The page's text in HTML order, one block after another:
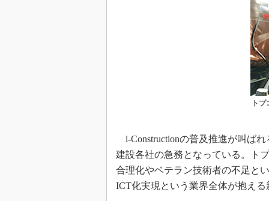
ト
i-Constructionの普及推進が叫ば
建設各社の急務となっている。ト
合理化やベテラン技術者の不足と
ICT化実現という業界全体が抱え